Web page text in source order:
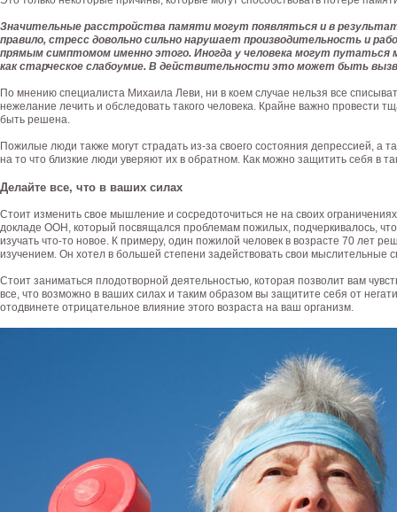
Значительные расстройства памяти могут появляться и в
правило, стресс довольно сильно нарушает производительность и
прямым симптомом именно этого. Иногда у человека могут
как старческое слабоумие. В действительности это может быть
По мнению специалиста Михаила Леви, ни в коем случае нельзя все
нежелание лечить и обследовать такого человека. Крайне важно провести
быть решена.
Пожилые люди также могут страдать из-за своего состояния депрессией, а
на то что близкие люди уверяют их в обратном. Как можно защитить себя в
Делайте все, что в ваших силах
Стоит изменить свое мышление и сосредоточиться не на своих
докладе ООН, который посвящался проблемам пожилых, подчеркивалось,
изучать что-то новое. К примеру, один пожилой человек в возрасте 70 лет
изучением. Он хотел в большей степени задействовать свои мыслительные
Стоит заниматься плодотворной деятельностью, которая позволит вам
все, что возможно в ваших силах и таким образом вы защитите себя от
отодвинете отрицательное влияние этого возраста на ваш организм.